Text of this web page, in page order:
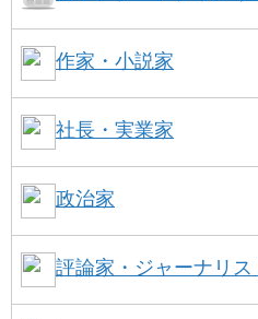
作家・小説家
社長・実業家
政治家
評論家・ジャーナリス